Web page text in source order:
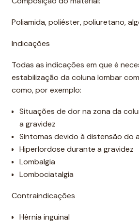
Poliamida, poliéster, poliuretano,
Indicações
Todas as indicações em que é
estabilização da coluna lombar
como, por exemplo:
Situações de dor na zona da
a gravidez
Sintomas devido à distensão do
Hiperlordose durante a gravidez
Lombalgia
Lombociatalgia
Contraindicações
Hérnia inguinal